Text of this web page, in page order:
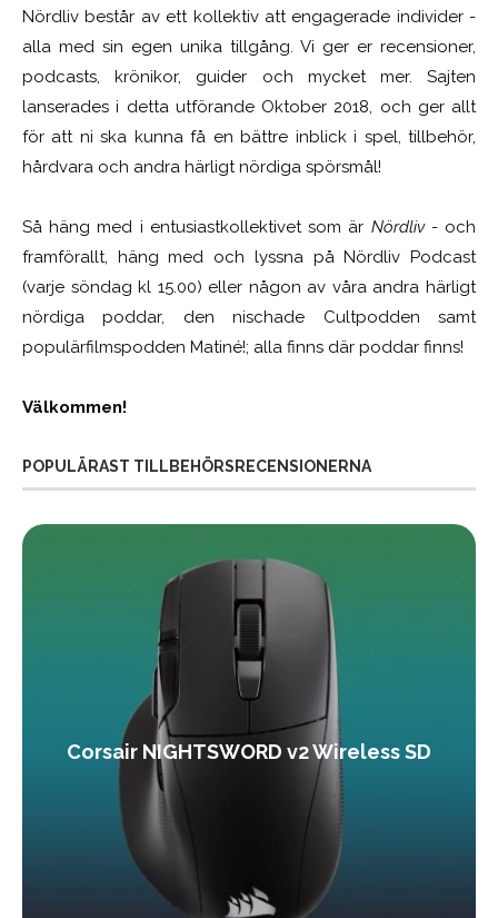
Nördliv består av ett kollektiv att engagerade individer -
alla med sin egen unika tillgång. Vi ger er recensioner,
podcasts, krönikor, guider och mycket mer. Sajten
lanserades i detta utförande Oktober 2018, och ger allt
för att ni ska kunna få en bättre inblick i spel, tillbehör,
hårdvara och andra härligt nördiga spörsmål!
Så häng med i entusiastkollektivet som är Nördliv- och
framförallt, häng med och lyssna på Nördliv Podcast
(varje söndag kl 15.00) eller någon av våra andra härligt
nördiga poddar, den nischade Cultpodden samt
populärfilmspodden Matiné!; alla finns där poddar finns!
Välkommen!
POPULÄRAST TILLBEHÖRSRECENSIONERNA
Corsair NIGHTSWORD v2 Wireless SD